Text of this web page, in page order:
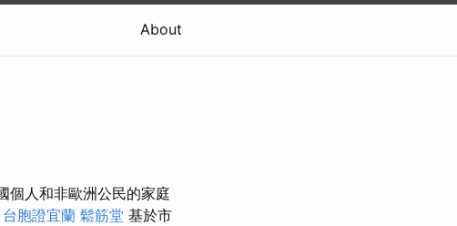
About
個人和非歐洲公民的家庭
台胞證宜蘭 鬆筋堂 基於市